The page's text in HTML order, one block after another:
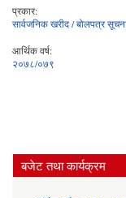
प्रकार:
सार्वजनिक खरीद / बोलपत्र
आर्थिक वर्ष:
२०७८/०७९
बजेट तथा कार्यक्रम